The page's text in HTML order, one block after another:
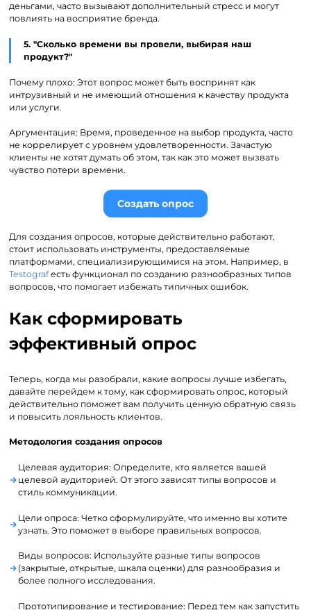
деньгами, часто вызывают дополнительный стресс и могут
повлиять на восприятие бренда.
5. "Сколько времени вы провели, выбирая наш
продукт?"
Почему плохо: Этот вопрос может быть воспринят как
интрузивный и не имеющий отношения к качеству продукта
или услуги.
Аргументация: Время, проведенное на выбор продукта, часто
не коррелирует с уровнем удовлетворенности. Зачастую
клиенты не хотят думать об этом, так как это может вызвать
чувство потери времени.
Создать опрос
Для создания опросов, которые действительно работают,
стоит использовать инструменты, предоставляемые
платформами, специализирующимися на этом. Например, в
Testografесть функционал по созданию разнообразных типов
вопросов, что помогает избежать типичных ошибок.
Как сформировать
эффективный опрос
Теперь, когда мы разобрали, какие вопросы лучше избегать,
давайте перейдем к тому, как сформировать опрос, который
действительно поможет вам получить ценную обратную связь
и повысить лояльность клиентов.
Методология создания опросов
Целевая аудитория: Определите, кто является вашей
целевой аудиторией. От этого зависят типы вопросов и
стиль коммуникации.
Цели опроса: Четко сформулируйте, что именно вы хотите
узнать. Это поможет в выборе правильных вопросов.
Виды вопросов: Используйте разные типы вопросов
(закрытые, открытые, шкала оценки) для разнообразия и
более полного исследования.
Прототипирование и тестирование: Перед тем как запустить